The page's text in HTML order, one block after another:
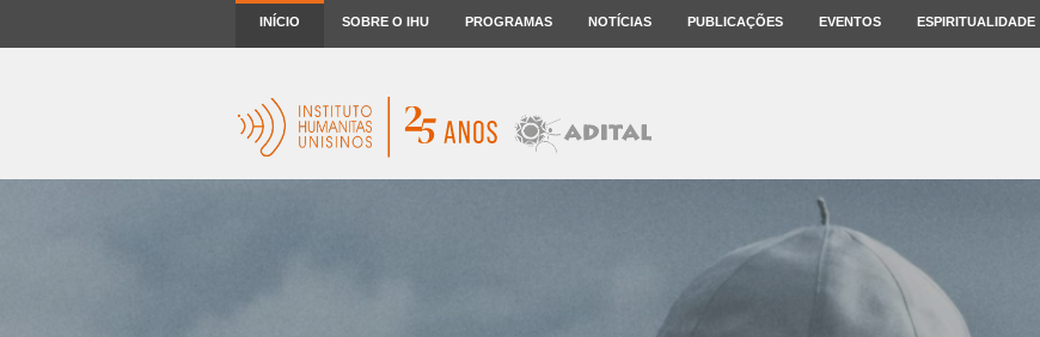
INÍCIO SOBRE O IHU PROGRAMAS NOTÍCIAS PUBLICAÇÕES EVENTOS ESPIRITUALIDADE